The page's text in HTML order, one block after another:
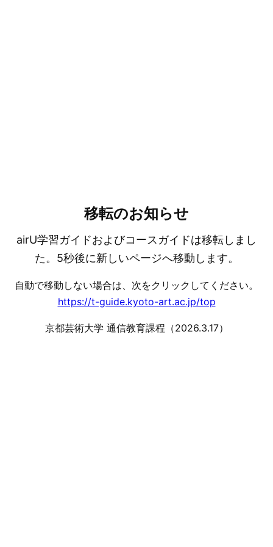
移転のお知らせ
airU学習ガイドおよびコースガイドは移転しまし
た。5秒後に新しいページへ移動します。
自動で移動しない場合は、次をクリックしてください。
https://t-guide.kyoto-art.ac.jp/top
京都芸術大学 通信教育課程（2026.3.17）